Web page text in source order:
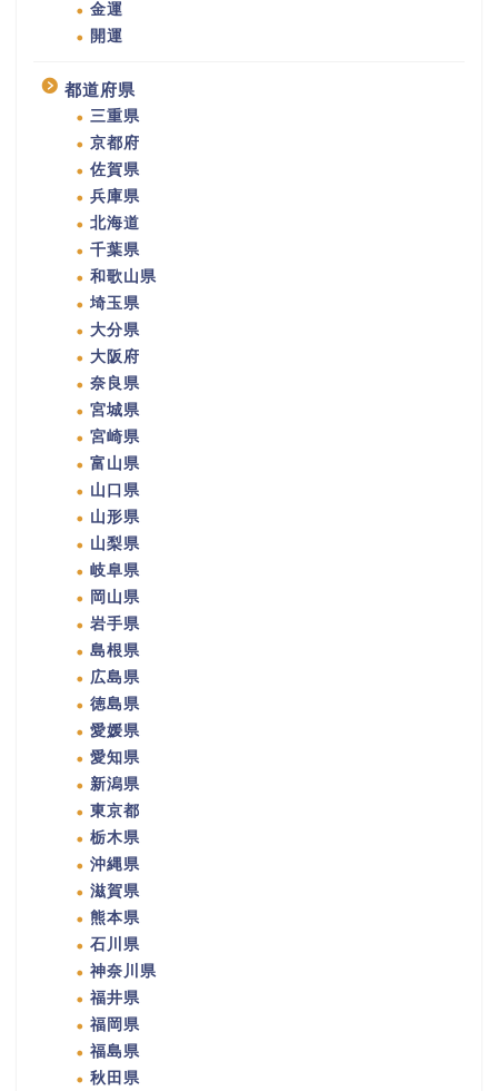
金運
開運
都道府県
三重県
京都府
佐賀県
兵庫県
北海道
千葉県
和歌山県
埼玉県
大分県
大阪府
奈良県
宮城県
宮崎県
富山県
山口県
山形県
山梨県
岐阜県
岡山県
岩手県
島根県
広島県
徳島県
愛媛県
愛知県
新潟県
東京都
栃木県
沖縄県
滋賀県
熊本県
石川県
神奈川県
福井県
福岡県
福島県
秋田県